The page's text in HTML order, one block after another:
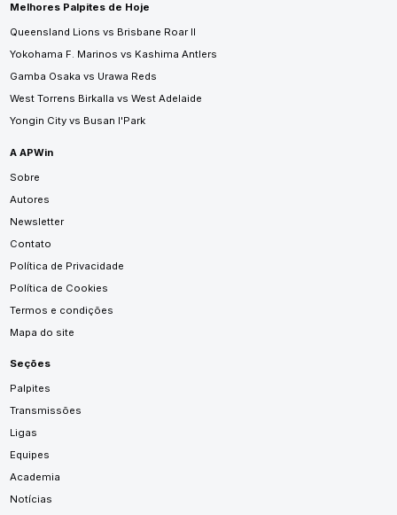
Melhores Palpites de Hoje
Queensland Lions vs Brisbane Roar II
Yokohama F. Marinos vs Kashima Antlers
Gamba Osaka vs Urawa Reds
West Torrens Birkalla vs West Adelaide
Yongin City vs Busan I'Park
A APWin
Sobre
Autores
Newsletter
Contato
Política de Privacidade
Política de Cookies
Termos e condições
Mapa do site
Seções
Palpites
Transmissões
Ligas
Equipes
Academia
Notícias